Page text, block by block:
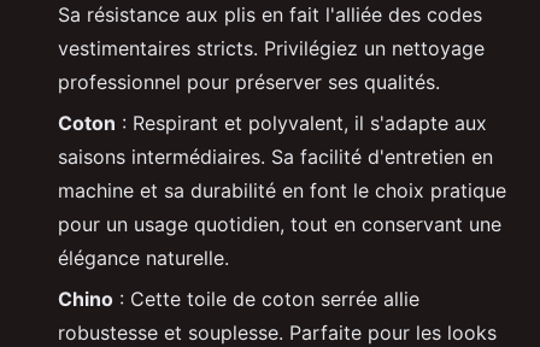
Sa résistance aux plis en fait l'alliée des codes
vestimentaires stricts. Privilégiez un nettoyage
professionnel pour préserver ses qualités.
Coton : Respirant et polyvalent, il s'adapte aux
saisons intermédiaires. Sa facilité d'entretien en
machine et sa durabilité en font le choix pratique
pour un usage quotidien, tout en conservant une
élégance naturelle.
Chino : Cette toile de coton serrée allie
robustesse et souplesse. Parfaite pour les looks